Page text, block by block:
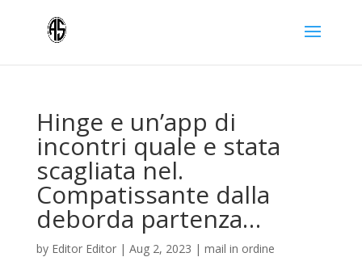
Hinge e un’app di
incontri quale e stata
scagliata nel.
Compatissante dalla
deborda partenza…
by Editor Editor| Aug 2, 2023 | mail in ordine